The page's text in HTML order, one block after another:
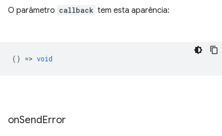
O parâmetro callback tem esta aparência:
() => void
onSendError